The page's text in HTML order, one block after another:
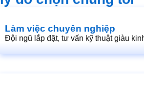
Làm việc chuyên nghiệp
Đội ngũ lắp đặt, tư vấn kỹ thuật giàu